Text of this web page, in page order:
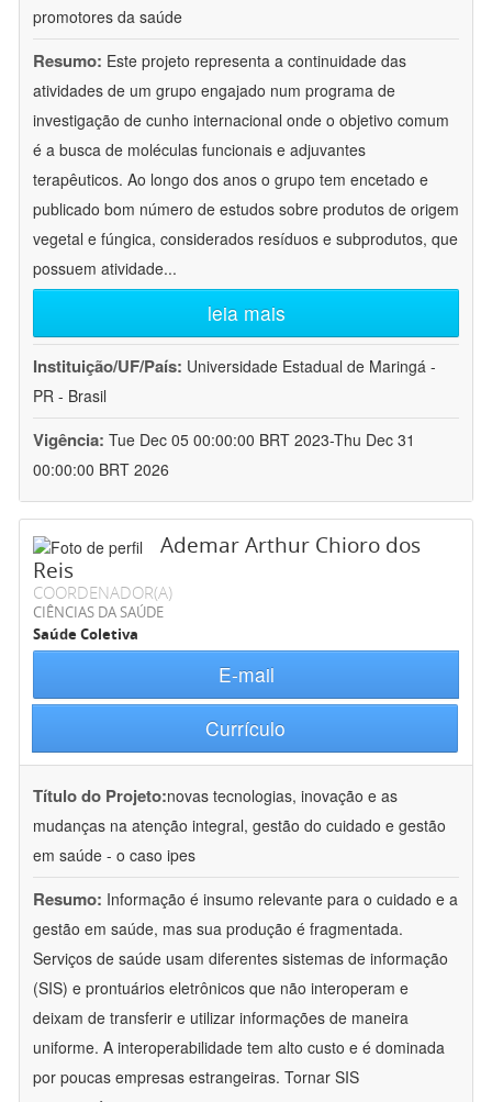
promotores da saúde
Resumo: Este projeto representa a continuidade das
atividades de um grupo engajado num programa de
investigação de cunho internacional onde o objetivo comum
é a busca de moléculas funcionais e adjuvantes
terapêuticos. Ao longo dos anos o grupo tem encetado e
publicado bom número de estudos sobre produtos de origem
vegetal e fúngica, considerados resíduos e subprodutos, que
possuem atividade...
leia mais
Instituição/UF/País: Universidade Estadual de Maringá -
PR - Brasil
Vigência: Tue Dec 05 00:00:00 BRT 2023-Thu Dec 31
00:00:00 BRT 2026
Ademar Arthur Chioro dos
Reis
COORDENADOR(A)
CIÊNCIAS DA SAÚDE
Saúde Coletiva
E-mail
Currículo
Título do Projeto:novas tecnologias, inovação e as
mudanças na atenção integral, gestão do cuidado e gestão
em saúde - o caso ipes
Resumo: Informação é insumo relevante para o cuidado e a
gestão em saúde, mas sua produção é fragmentada.
Serviços de saúde usam diferentes sistemas de informação
(SIS) e prontuários eletrônicos que não interoperam e
deixam de transferir e utilizar informações de maneira
uniforme. A interoperabilidade tem alto custo e é dominada
por poucas empresas estrangeiras. Tornar SIS